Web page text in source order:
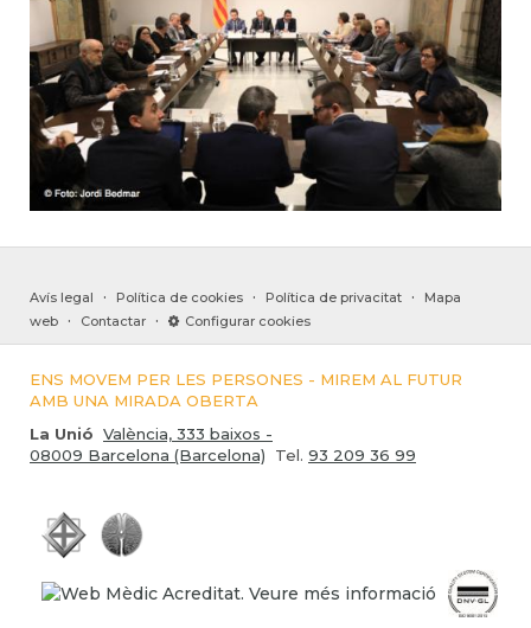
Avís legal · Política de cookies · Política de privacitat ·
Mapa
web
· Contactar · Configurar cookies
ENS MOVEM PER LES PERSONES - MIREM AL FUTUR
AMB UNA MIRADA OBERTA
La Unió València, 333 baixos -
08009 Barcelona (Barcelona) Tel. 93 209 36 99